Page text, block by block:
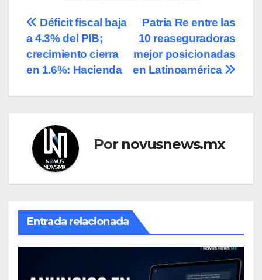
Navegación
de
entradas
Patria Re entre las
10 reaseguradoras
mejor posicionadas
en Latinoamérica
Déficit fiscal baja
a 4.3% del PIB;
crecimiento cierra
en 1.6%: Hacienda
Por novusnews.mx
Entrada relacionada